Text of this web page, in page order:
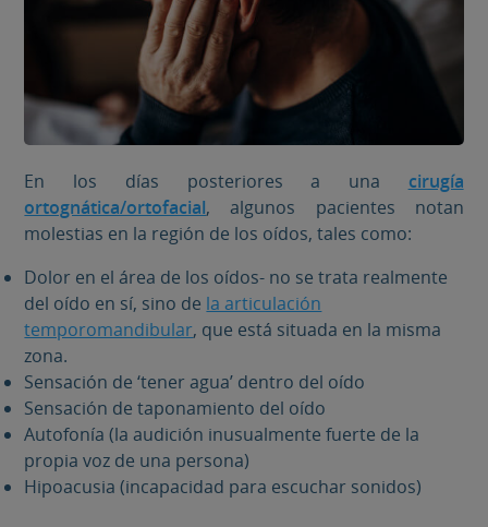
En los días posteriores a una cirugía
ortognática/ortofacial, algunos pacientes notan
molestias en la región de los oídos, tales como:
Dolor en el área de los oídos- no se trata realmente
del oído en sí, sino de la articulación
temporomandibular, que está situada en la misma
zona.
Sensación de ‘tener agua’ dentro del oído
Sensación de taponamiento del oído
Autofonía (la audición inusualmente fuerte de la
propia voz de una persona)
Hipoacusia (incapacidad para escuchar sonidos)